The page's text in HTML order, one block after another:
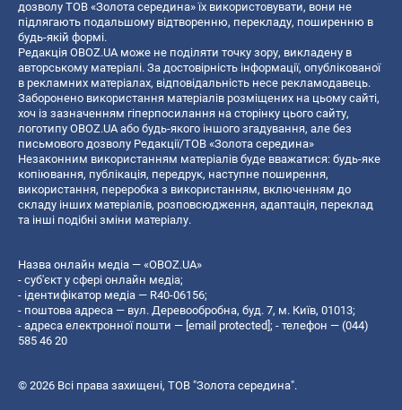
дозволу ТОВ «Золота середина» їх використовувати, вони не
підлягають подальшому відтворенню, перекладу, поширенню в
будь-якій формі.
Редакція OBOZ.UA може не поділяти точку зору, викладену в
авторському матеріалі. За достовірність інформації, опублікованої
в рекламних матеріалах, відповідальність несе рекламодавець.
Заборонено використання матеріалів розміщених на цьому сайті,
хоч із зазначенням гіперпосилання на сторінку цього сайту,
логотипу OBOZ.UA або будь-якого іншого згадування, але без
письмового дозволу Редакції/ТОВ «Золота середина»
Незаконним використанням матеріалів буде вважатися: будь-яке
копiювання, публiкацiя, передрук, наступне поширення,
використання, переробка з використанням, включенням до
складу інших матеріалів, розповсюдження, адаптація, переклад
та інші подібні зміни матеріалу.
Назва онлайн медіа — «OBOZ.UA»
- суб'єкт у сфері онлайн медіа;
- ідентифікатор медіа — R40-06156;
- поштова адреса — вул. Деревообробна, буд. 7, м. Київ, 01013;
- адреса електронної пошти — [email protected] ; - телефон — (044)
585 46 20
© 2026 Всі права захищені, ТОВ "Золота середина".